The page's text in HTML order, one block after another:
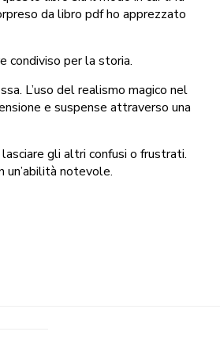
da libro pdf ho apprezzato
condiviso per la storia.
L’uso del realismo magico nel
e suspense attraverso una
gli altri confusi o frustrati.
un’abilità notevole.